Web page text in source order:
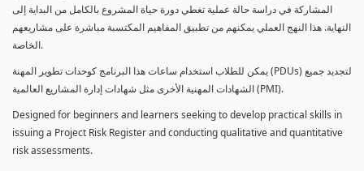
المشاركة في دراسة حالة عملية تغطي دورة حياة المشروع بالكامل من البداية إلى
النهاية. هذا النهج العملي يمكنهم من تطبيق المفاهيم المكتسبة مباشرة على مشاريعهم
الخاصة.
يمكن للطلاب استخدام ساعات هذا البرنامج كوحدات تطوير المهنة (PDUs) لتجديد جميع
الشهادات المهنية الأخرى مثل شهادات إدارة المشاريع العالمية (PMI).
Designed for beginners and learners seeking to develop practical skills in
issuing a Project Risk Register and conducting qualitative and quantitative
risk assessments.